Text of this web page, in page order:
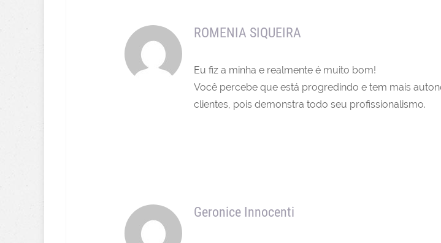
ROMENIA SIQUEIRA
Eu fiz a minha e realmente é muito bom!
Você percebe que está progredindo e tem mais
clientes, pois demonstra todo seu profissionalismo.
Geronice Innocenti